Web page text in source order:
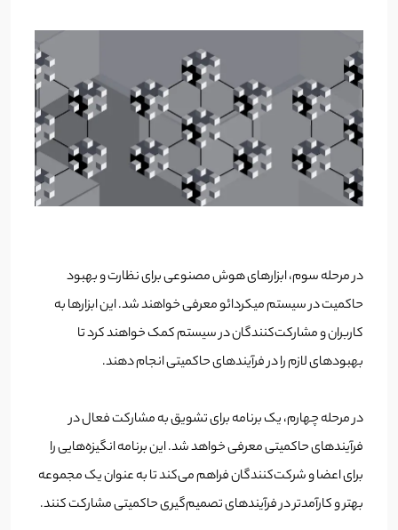
در مرحله سوم، ابزارهای هوش مصنوعی برای نظارت و بهبود
حاکمیت در سیستم میکردائو معرفی خواهند شد. این ابزارها به
کاربران و مشارکت‌کنندگان در سیستم کمک خواهند کرد تا
بهبودهای لازم را در فرآیندهای حاکمیتی انجام دهند.
در مرحله چهارم، یک برنامه برای تشویق به مشارکت فعال در
فرآیندهای حاکمیتی معرفی خواهد شد. این برنامه انگیزه‌هایی را
برای اعضا و شرکت‌کنندگان فراهم می‌کند تا به عنوان یک مجموعه
بهتر و کارآمدتر در فرآیندهای تصمیم‌گیری حاکمیتی مشارکت کنند.